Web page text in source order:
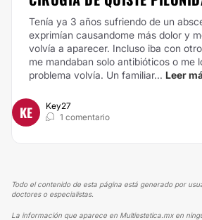
Tenía ya 3 años sufriendo de un
exprimían causandome más dolor y
volvía a aparecer. Incluso iba con
me mandaban solo antibióticos o me
problema volvía. Un familiar... Leer
KE
Key27
1 comentario
Todo el contenido de esta página está generado por
doctores o especialistas.
La información que aparece en Multiestetica.mx en